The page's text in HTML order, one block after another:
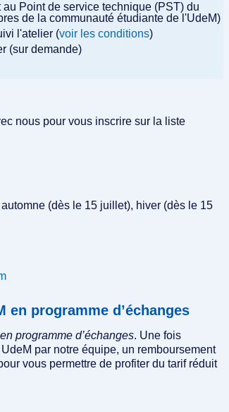
Point de service technique (PST) du
de la communauté étudiante de l'UdeM)
l'atelier (voir les conditions)
(sur demande)
nous pour vous inscrire sur la liste
(dès le 15 juillet), hiver (dès le 15
en programme d’échanges
programme d’échanges. Une fois
par notre équipe, un remboursement
vous permettre de profiter du tarif réduit